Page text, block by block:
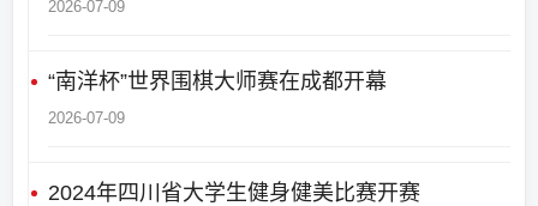
2026-07-09
“南洋杯”世界围棋大师赛在成都开幕
2026-07-09
2024年四川省大学生健身健美比赛开赛